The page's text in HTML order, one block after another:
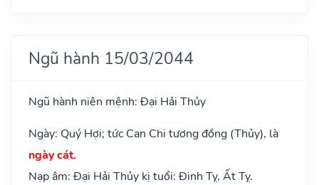
Ngũ hành 15/03/2044
Ngũ hành niên mệnh: Đại Hải Thủy
Ngày: Quý Hợi; tức Can Chi tương đồng (Thủy), là
ngày cát.
Nạp âm: Đại Hải Thủy kị tuổi: Đinh Tỵ, Ất Tỵ.